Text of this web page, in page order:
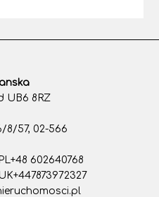
UB6 8RZ
8/57, 02-566
602640768